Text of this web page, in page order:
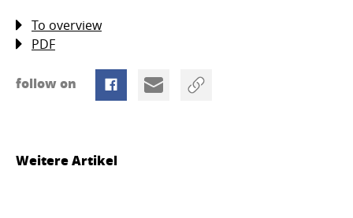
To overview
PDF
follow on
Weitere Artikel